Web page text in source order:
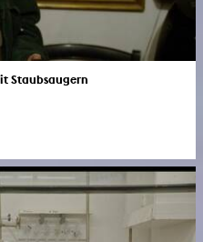
Staubsaugern